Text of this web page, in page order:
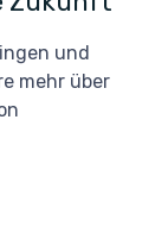
und
mehr über